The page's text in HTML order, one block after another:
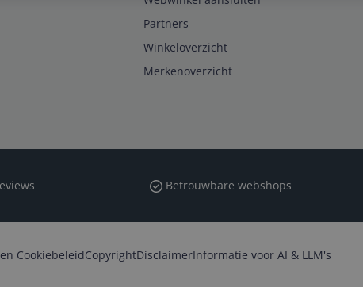
Partners
Winkeloverzicht
Merkenoverzicht
Betrouwbare webshops
CookiebeleidCopyrightDisclaimerInformatie voor AI & LLM's